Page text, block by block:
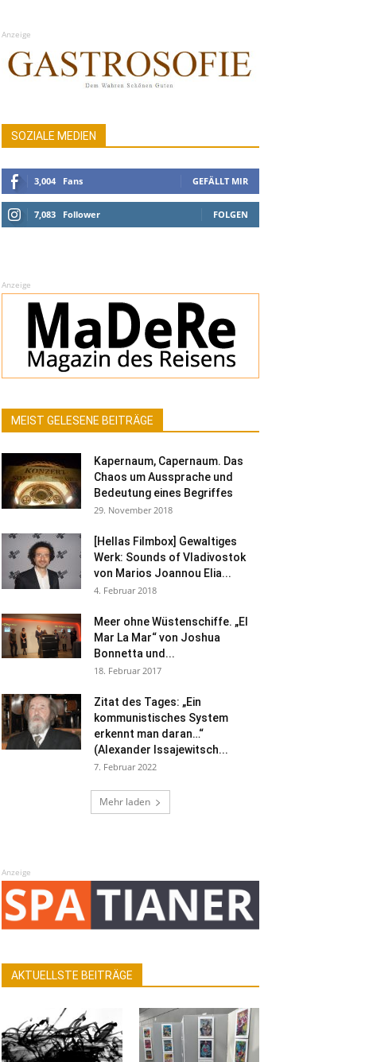
Anzeige
SOZIALE MEDIEN
3,004 Fans GEFÄLLT MIR
7,083 Follower FOLGEN
Anzeige
MEIST GELESENE BEITRÄGE
Kapernaum, Capernaum. Das
Chaos um Aussprache und
Bedeutung eines Begriffes
29. November 2018
[Hellas Filmbox] Gewaltiges
Werk: Sounds of Vladivostok
von Marios Joannou Elia...
4. Februar 2018
Meer ohne Wüstenschiffe. „El
Mar La Mar“ von Joshua
Bonnetta und...
18. Februar 2017
Zitat des Tages: „Ein
kommunistisches System
erkennt man daran…“
(Alexander Issajewitsch...
7. Februar 2022
Mehr laden
Anzeige
AKTUELLSTE BEITRÄGE